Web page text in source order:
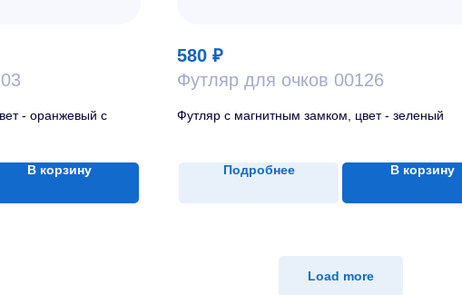
- оранжевый с
В корзину
580 ₽
Футляр для очков 00126
Футляр с магнитным замком, цвет - зеленый
Подробнее В корзину
Load more